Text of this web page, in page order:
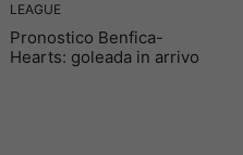
LEAGUE
Pronostico Benfica-
Hearts: goleada in arrivo